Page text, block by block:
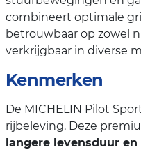
combineert optimale
betrouwbaar op zowel
verkrijgbaar in diverse
Kenmerken
De MICHELIN Pilot
rijbeleving. Deze
langere levensduur